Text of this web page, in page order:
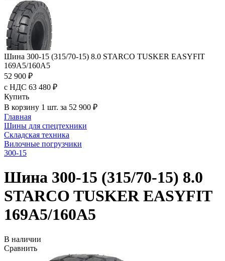
Шина 300-15 (315/70-15) 8.0 STARCO TUSKER EASYFIT
169A5/160A5
52 900 ₽
с НДС 63 480 ₽
Купить
В корзину 1 шт. за 52 900 ₽
Главная
Шины для спецтехники
Складская техника
Вилочные погрузчики
300-15
Шина 300-15 (315/70-15) 8.0
STARCO TUSKER EASYFIT
169A5/160A5
В наличии
Сравнить